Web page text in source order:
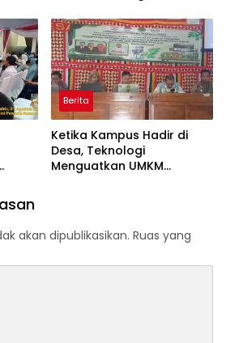
Pengabdian untuk
Masyarakat
Berita
Ketika Kampus Hadir di
Desa, Teknologi
Menguatkan UMKM
akan dipublikasikan. Ruas yang